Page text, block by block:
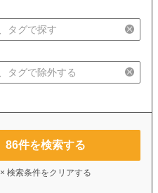
86件を検索する
× 検索条件をクリアする